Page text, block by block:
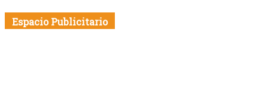
Espacio Publicitario